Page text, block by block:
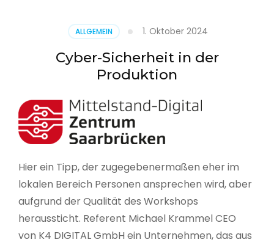
seinen
Lagebericht
zur
in
Deutschland
ALLGEMEIN 1. Oktober 2024
Cyber-Sicherheit in der
Produktion
Hier ein Tipp, der zugegebenermaßen eher im
lokalen Bereich Personen ansprechen wird, aber
aufgrund der Qualität des Workshops
heraussticht. Referent Michael Krammel CEO
von K4 DIGITAL GmbH ein Unternehmen, das aus